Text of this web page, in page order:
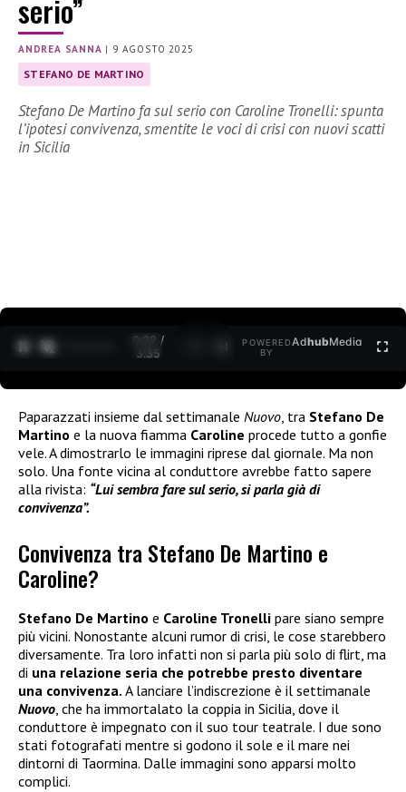
serio”
ANDREA SANNA | 9 AGOSTO 2025
STEFANO DE MARTINO
Stefano De Martino fa sul serio con Caroline Tronelli: spunta
l’ipotesi convivenza, smentite le voci di crisi con nuovi scatti
in Sicilia
0:30 /
3:35
POWERED
BY
AdhubMedia
Paparazzati insieme dal settimanale Nuovo , tra Stefano De
Martino e la nuova fiamma Caroline procede tutto a gonfie
vele. A dimostrarlo le immagini riprese dal giornale. Ma non
solo. Una fonte vicina al conduttore avrebbe fatto sapere
alla rivista: “Lui sembra fare sul serio, si parla già di
convivenza”.
Convivenza tra Stefano De Martino e
Caroline?
Stefano De Martino e Caroline Tronelli pare siano sempre
più vicini. Nonostante alcuni rumor di crisi, le cose starebbero
diversamente. Tra loro infatti non si parla più solo di flirt, ma
di una relazione seria che potrebbe presto diventare
una convivenza. A lanciare l’indiscrezione è il settimanale
Nuovo, che ha immortalato la coppia in Sicilia, dove il
conduttore è impegnato con il suo tour teatrale. I due sono
stati fotografati mentre si godono il sole e il mare nei
dintorni di Taormina. Dalle immagini sono apparsi molto
complici.